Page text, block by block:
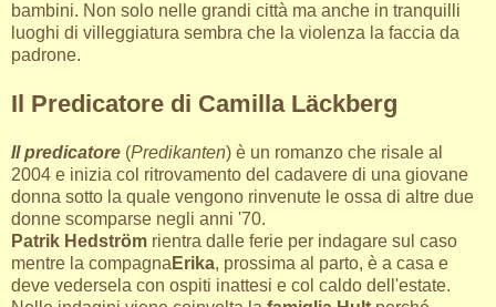
bambini. Non solo nelle grandi città ma anche in tranquilli
luoghi di villeggiatura sembra che la violenza la faccia da
padrone.
Il Predicatore di Camilla Läckberg
Il predicatore (Predikanten) è un romanzo che risale al
2004 e inizia col ritrovamento del cadavere di una giovane
donna sotto la quale vengono rinvenute le ossa di altre due
donne scomparse negli anni '70.
Patrik Hedström rientra dalle ferie per indagare sul caso
mentre la compagna Erika, prossima al parto, è a casa e
deve vedersela con ospiti inattesi e col caldo dell'estate.